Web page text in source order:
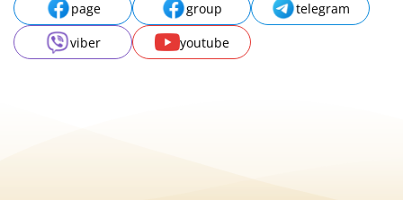
page group
telegram
viber
youtube